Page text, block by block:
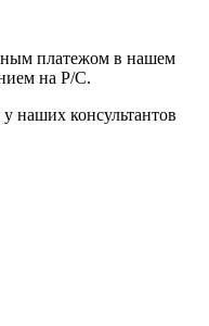
платежом в нашем
на Р/С.
наших консультантов